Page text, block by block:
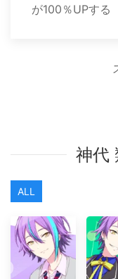
が100％UPする
神代
ALL